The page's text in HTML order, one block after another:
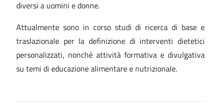
diversi a uomini e donne.
Attualmente sono in corso studi di ricerca di base e
traslazionale per la definizione di interventi dietetici
personalizzati, nonché attività formativa e divulgativa
su temi di educazione alimentare e nutrizionale.